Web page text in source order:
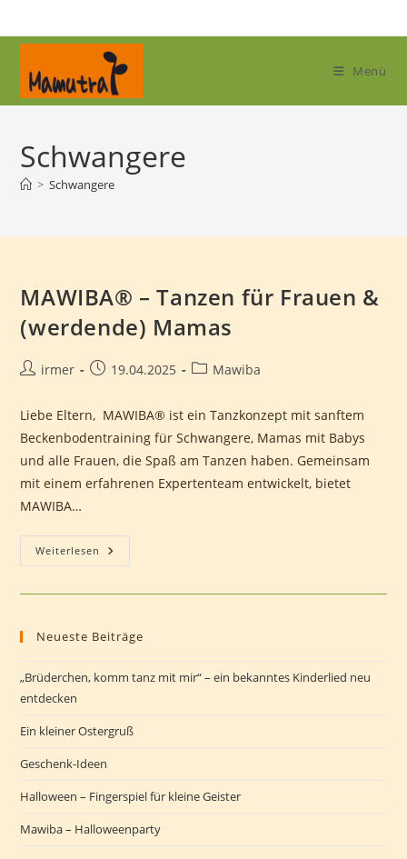
Inhalt
Menü
Schwangere
> Schwangere
MAWIBA® – Tanzen für Frauen &
(werdende) Mamas
Beitrags-
irmer
Beitrag19.04.2025
Beitrags-
Mawiba
Liebe Eltern, MAWIBA® ist ein Tanzkonzept mit sanftem
Beckenbodentraining für Schwangere, Mamas mit Babys
und alle Frauen, die Spaß am Tanzen haben. Gemeinsam
mit einem erfahrenen Expertenteam entwickelt, bietet
MAWIBA…
Weiterlesen MAWIBA®
–
Mamas
Neueste Beiträge
„Brüderchen, komm tanz mit mir“ – ein bekanntes Kinderlied neu
entdecken
Ein kleiner Ostergruß
Geschenk-Ideen
Halloween – Fingerspiel für kleine Geister
Mawiba – Halloweenparty